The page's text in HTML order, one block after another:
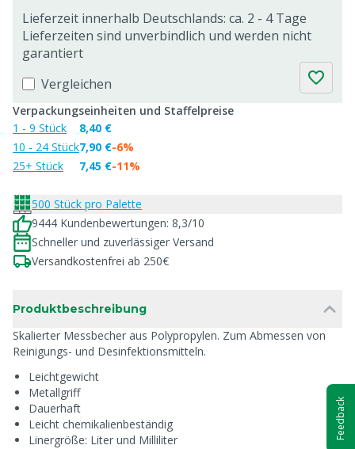
Lieferzeit innerhalb Deutschlands: ca. 2 - 4 Tage
Lieferzeiten sind unverbindlich und werden nicht
garantiert
Vergleichen
Verpackungseinheiten und Staffelpreise
1 - 9 Stück
10 - 24 Stück
25+ Stück
8,40 €
7,90 €
7,45 €
-6%
-11%
500 Stück pro Palette
9444 Kundenbewertungen: 8,3/10
Schneller und zuverlässiger Versand
Versandkostenfrei ab 250€
Produktbeschreibung
Skalierter Messbecher aus Polypropylen. Zum Abmessen von
Reinigungs- und Desinfektionsmitteln.
Leichtgewicht
Metallgriff
Dauerhaft
Leicht chemikalienbeständig
Linergröße: Liter und Milliliter
Feedback